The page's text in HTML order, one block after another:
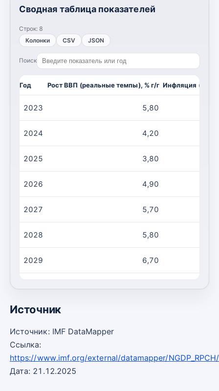
Сводная таблица показателей
Строк: 8
Колонки
CSV JSON
Поиск
Год Рост ВВП (реальные темпы), % г/г Инфляция (CPI,
2023 5,80
2024 4,20
2025 3,80
2026 4,90
2027 5,70
2028 5,80
2029 6,70
Источник
Источник: IMF DataMapper
Ссылка:
https://www.imf.org/external/datamapper/
Дата: 21.12.2025